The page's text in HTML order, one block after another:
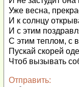
Уже весна,
И к солнцу
И с этим
С этим теплом, с
Пускай скорей
Чтоб вызывать
Отправить: